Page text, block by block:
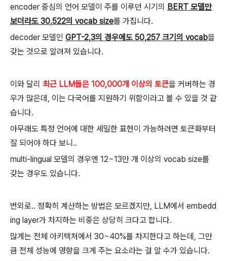
encoder 중심의 언어 모델이 주를 이루던 시기의 BERT 모델만
보더라도 30,522의 vocab size를 가집니다.
decoder 모델인 GPT-2,3의 경우에도 50,257 크기의 vocab을
갖는 것으로 알려져 있습니다.
이와 달리 최근 LLM들은 100,000개 이상의 토큰을 커버하는 경
우가 많은데, 이는 다국어를 지원하기 위함이라고 볼 수 있을 것 같
습니다.
아무래도 특정 언어에 대한 세밀한 표현이 가능하려면 토큰화부터
잘 되어야 하다 보니..
multi-lingual 모델의 경우엔 12~13만 개 이상의 vocab size를
갖는 경우도 있습니다.
번외로.. 정확히 계산하는 방법은 모르겠지만, LLM에서 embedd
ing layer가 차지하는 비중은 상당히 크다고 합니다.
많게는 전체 아키텍처에서 30~40%를 차지한다고 하는데, 그만
큼 전체 성능에 영향을 크게 주는 요소라는 걸 알 수가 있습니다.